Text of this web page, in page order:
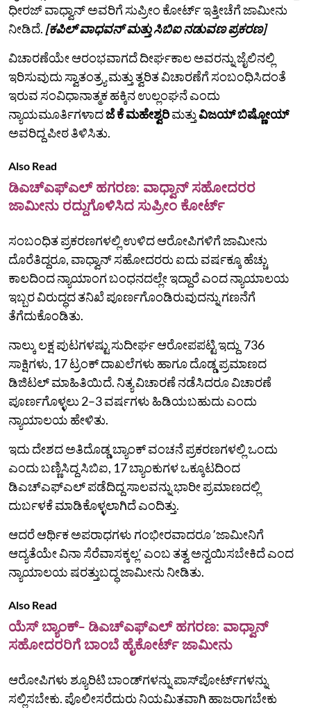
ಧೀರಜ್ ವಾಧ್ವಾನ್‌ ಅವರಿಗೆ ಸುಪ್ರೀಂ ಕೋರ್ಟ್ ಇತ್ತೀಚೆಗೆ ಜಾಮೀನು
ನೀಡಿದೆ. [ಕಪಿಲ್ ವಾಧವನ್ ಮತ್ತು ಸಿಬಿಐ ನಡುವಣ ಪ್ರಕರಣ]
ವಿಚಾರಣೆಯೇ ಆರಂಭವಾಗದೆ ದೀರ್ಘಕಾಲ ಅವರನ್ನು ಜೈಲಿನಲ್ಲಿ
ಇರಿಸುವುದು ಸ್ವಾತಂತ್ರ್ಯ ಮತ್ತು ತ್ವರಿತ ವಿಚಾರಣೆಗೆ ಸಂಬಂಧಿಸಿದಂತೆ
ಇರುವ ಸಂವಿಧಾನಾತ್ಮಕ ಹಕ್ಕಿನ ಉಲ್ಲಂಘನೆ ಎಂದು
ನ್ಯಾಯಮೂರ್ತಿಗಳಾದಜೆ ಕೆ ಮಹೇಶ್ವರಿಮತ್ತುವಿಜಯ್ ಬಿಷ್ಣೋಯ್
ಅವರಿದ್ದ ಪೀಠ ತಿಳಿಸಿತು.
Also Read
ಡಿಎಚ್ಎಫ್ಎಲ್ ಹಗರಣ: ವಾಧ್ವಾನ್‌ ಸಹೋದರರ
ಜಾಮೀನು ರದ್ದುಗೊಳಿಸಿದ ಸುಪ್ರೀಂ ಕೋರ್ಟ್
ಸಂಬಂಧಿತ ಪ್ರಕರಣಗಳಲ್ಲಿ ಉಳಿದ ಆರೋಪಿಗಳಿಗೆ ಜಾಮೀನು
ದೊರೆತಿದ್ದರೂ, ವಾಧ್ವಾನ್‌ ಸಹೋದರರು ಐದು ವರ್ಷಕ್ಕೂ ಹೆಚ್ಚು
ಕಾಲದಿಂದ ನ್ಯಾಯಾಂಗ ಬಂಧನದಲ್ಲೇ ಇದ್ದಾರೆ ಎಂದ ನ್ಯಾಯಾಲಯ
ಇಬ್ಬರ ವಿರುದ್ಧದ ತನಿಖೆ ಪೂರ್ಣಗೊಂಡಿರುವುದನ್ನು ಗಣನೆಗೆ
ತೆಗೆದುಕೊಂಡಿತು.
ನಾಲ್ಕು ಲಕ್ಷ ಪುಟಗಳಷ್ಟು ಸುದೀರ್ಘ ಆರೋಪಪಟ್ಟಿ ಇದ್ದು 736
ಸಾಕ್ಷಿಗಳು, 17 ಟ್ರಂಕ್ ದಾಖಲೆಗಳು ಹಾಗೂ ದೊಡ್ಡ ಪ್ರಮಾಣದ
ಡಿಜಿಟಲ್ ಮಾಹಿತಿಯಿದೆ. ನಿತ್ಯ ವಿಚಾರಣೆ ನಡೆಸಿದರೂ ವಿಚಾರಣೆ
ಪೂರ್ಣಗೊಳ್ಳಲು 2–3 ವರ್ಷಗಳು ಹಿಡಿಯಬಹುದು ಎಂದು
ನ್ಯಾಯಾಲಯ ಹೇಳಿತು.
ಇದು ದೇಶದ ಅತಿದೊಡ್ಡ ಬ್ಯಾಂಕ್ ವಂಚನೆ ಪ್ರಕರಣಗಳಲ್ಲಿ ಒಂದು
ಎಂದು ಬಣ್ಣಿಸಿದ್ದ ಸಿಬಿಐ, 17 ಬ್ಯಾಂಕುಗಳ ಒಕ್ಕೂಟದಿಂದ
ಡಿಎಚ್‌ಎಫ್‌ಎಲ್ ಪಡೆದಿದ್ದ ಸಾಲವನ್ನು ಭಾರೀ ಪ್ರಮಾಣದಲ್ಲಿ
ದುರ್ಬಳಕೆ ಮಾಡಿಕೊಳ್ಳಲಾಗಿದೆ ಎಂದಿತ್ತು.
ಆದರೆ ಆರ್ಥಿಕ ಅಪರಾಧಗಳು ಗಂಭೀರವಾದರೂ ʼಜಾಮೀನಿಗೆ
ಆದ್ಯತೆಯೇ ವಿನಾ ಸೆರೆವಾಸಕ್ಕಲ್ಲʼ ಎಂಬ ತತ್ವ ಅನ್ವಯಿಸಬೇಕಿದೆ ಎಂದ
ನ್ಯಾಯಾಲಯ ಷರತ್ತುಬದ್ಧ ಜಾಮೀನು ನೀಡಿತು.
Also Read
ಯೆಸ್ ಬ್ಯಾಂಕ್- ಡಿಎಚ್ಎಫ್ಎಲ್ ಹಗರಣ: ವಾಧ್ವಾನ್
ಸಹೋದರರಿಗೆ ಬಾಂಬೆ ಹೈಕೋರ್ಟ್ ಜಾಮೀನು
ಆರೋಪಿಗಳು ಶ್ಯೂರಿಟಿ ಬಾಂಡ್‌ಗಳನ್ನು ಪಾಸ್‌ಪೋರ್ಟ್‌ಗಳನ್ನು
ಸಲ್ಲಿಸಬೇಕು. ಪೊಲೀಸರೆದುರು ನಿಯಮಿತವಾಗಿ ಹಾಜರಾಗಬೇಕು